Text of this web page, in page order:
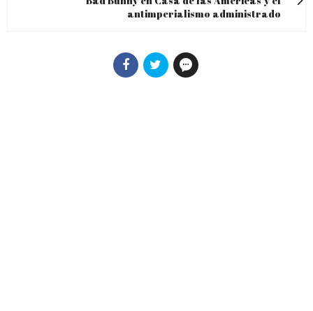
antimperialismo administrado